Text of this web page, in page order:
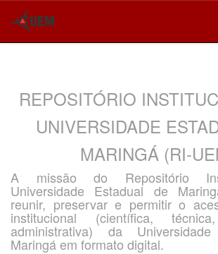
REPOSITÓRIO
UNIVERSIDADE
MARINGÁ (RI-
A missão do Repositório
Universidade Estadual de
reunir, preservar e permitir o
institucional (científica,
administrativa) da
Maringá em formato digital.